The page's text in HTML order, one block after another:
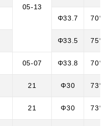
05-13
Φ33.7 70°
Φ33.5 75°
05-07 Φ33.8 70°
21 Φ30 73°
21 Φ30 73°